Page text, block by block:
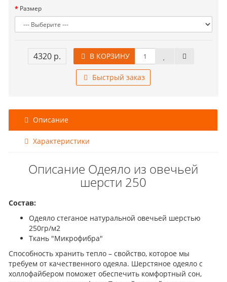
Размер
4320 р. В КОРЗИНУ
Быстрый заказ
Описание
Характеристики
Описание Одеяло из овечьей
шерсти 250
Состав:
Одеяло стеганое натуральной овечьей шерстью
250гр/м2
Ткань "Микрофибра"
Способность хранить тепло – свойство, которое мы
требуем от качественного одеяла. Шерстяное одеяло с
холлофайбером поможет обеспечить комфортный сон,